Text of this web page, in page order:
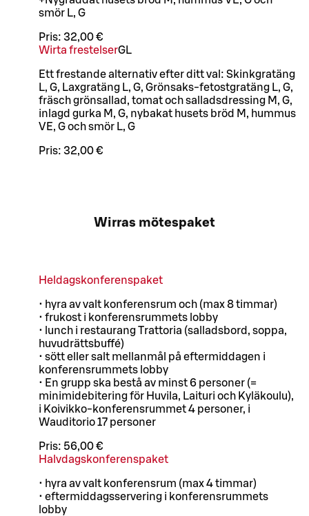
smör L, G
Pris: 32,00 €
Wirta frestelserGL
Ett frestande alternativ efter ditt val: Skinkgratäng
L, G, Laxgratäng L, G, Grönsaks-fetostgratäng L, G,
fräsch grönsallad, tomat och salladsdressing M, G,
inlagd gurka M, G, nybakat husets bröd M, hummus
VE, G och smör L, G
Pris: 32,00 €
Wirras mötespaket
Heldagskonferenspaket
• hyra av valt konferensrum och (max 8 timmar)
• frukost i konferensrummets lobby
• lunch i restaurang Trattoria (salladsbord, soppa,
huvudrättsbuffé)
• sött eller salt mellanmål på eftermiddagen i
konferensrummets lobby
• En grupp ska bestå av minst 6 personer (=
minimidebitering för Huvila, Laituri och Kyläkoulu),
i Koivikko-konferensrummet 4 personer, i
Wauditorio 17 personer
Pris: 56,00 €
Halvdagskonferenspaket
• hyra av valt konferensrum (max 4 timmar)
• eftermiddagsservering i konferensrummets
lobby